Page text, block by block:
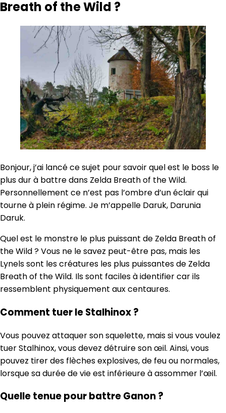
Breath of the Wild ?
Bonjour, j’ai lancé ce sujet pour savoir quel est le boss le
plus dur à battre dans Zelda Breath of the Wild.
Personnellement ce n’est pas l’ombre d’un éclair qui
tourne à plein régime. Je m’appelle Daruk, Darunia
Daruk.
Quel est le monstre le plus puissant de Zelda Breath of
the Wild ? Vous ne le savez peut-être pas, mais les
Lynels sont les créatures les plus puissantes de Zelda
Breath of the Wild. Ils sont faciles à identifier car ils
ressemblent physiquement aux centaures.
Comment tuer le Stalhinox ?
Vous pouvez attaquer son squelette, mais si vous voulez
tuer Stalhinox, vous devez détruire son œil. Ainsi, vous
pouvez tirer des flèches explosives, de feu ou normales,
lorsque sa durée de vie est inférieure à assommer l’œil.
Quelle tenue pour battre Ganon ?